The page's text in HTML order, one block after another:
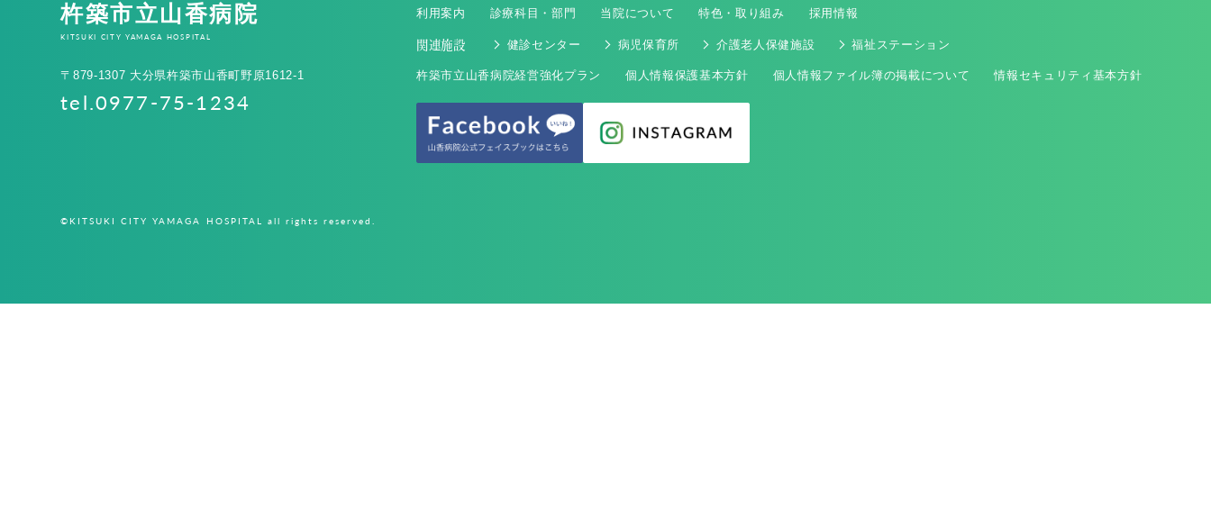
杵築市立山香病院
KITSUKI CITY YAMAGA HOSPITAL
〒879-1307 大分県杵築市山香町野原1612-1
tel.0977-75-1234
利用案内 診療科目・部門 当院について 特色・取り組み 採用情報
関連施設 健診センター 病児保育所 介護老人保健施設 福祉ステーション
杵築市立山香病院経営強化プラン 個人情報保護基本方針 個人情報ファイル簿の掲載について 情報セキュリティ基本方針
©KITSUKI CITY YAMAGA HOSPITAL all rights reserved.